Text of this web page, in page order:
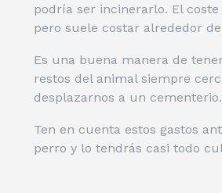
podría ser incinerarlo. El coste
pero suele costar alrededor
Es una buena manera de
restos del animal siempre
desplazarnos a un cementerio.
Ten en cuenta estos gastos
perro y lo tendrás casi todo